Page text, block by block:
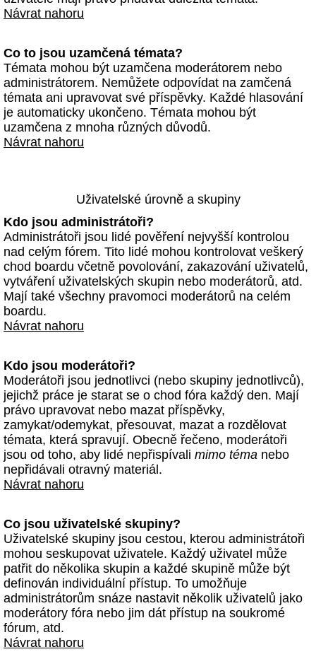
Návrat nahoru
Co to jsou uzamčená témata?
Témata mohou být uzamčena moderátorem nebo
administrátorem. Nemůžete odpovídat na zamčená
témata ani upravovat své příspěvky. Každé hlasování
je automaticky ukončeno. Témata mohou být
uzamčena z mnoha různých důvodů.
Návrat nahoru
Uživatelské úrovně a skupiny
Kdo jsou administrátoři?
Administrátoři jsou lidé pověření nejvyšší kontrolou
nad celým fórem. Tito lidé mohou kontrolovat veškerý
chod boardu včetně povolování, zakazování uživatelů,
vytváření uživatelských skupin nebo moderátorů, atd.
Mají také všechny pravomoci moderátorů na celém
boardu.
Návrat nahoru
Kdo jsou moderátoři?
Moderátoři jsou jednotlivci (nebo skupiny jednotlivců),
jejichž práce je starat se o chod fóra každý den. Mají
právo upravovat nebo mazat příspěvky,
zamykat/odemykat, přesouvat, mazat a rozdělovat
témata, která spravují. Obecně řečeno, moderátoři
jsou od toho, aby lidé nepřispívali mimo téma nebo
nepřidávali otravný materiál.
Návrat nahoru
Co jsou uživatelské skupiny?
Uživatelské skupiny jsou cestou, kterou administrátoři
mohou seskupovat uživatele. Každý uživatel může
patřit do několika skupin a každé skupině může být
definován individuální přístup. To umožňuje
administrátorům snáze nastavit několik uživatelů jako
moderátory fóra nebo jim dát přístup na soukromé
fórum, atd.
Návrat nahoru